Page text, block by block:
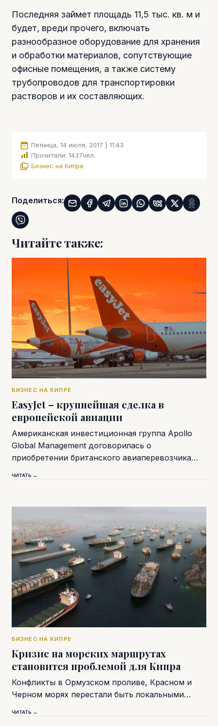
Последняя займет площадь 11,5 тыс. кв. м и
будет, вреди прочего, включать
разнообразное оборудование для хранения
и обработки материалов, сопутствующие
офисные помещения, а также систему
трубопроводов для транспортировки
растворов и их составляющих.
Пятница, 14 июля, 2017 | 11:43
Прочитали: 1437чел.
Бизнес на Кипре
Поделиться:
Читайте также:
БИЗНЕС НА КИПРЕ
EasyJet – крупнейшая сделка в
европейской авиации
Американская инвестиционная группа Apollo
Global Management договорилась о
приобретении британского авиаперевозчика…
ЧИТАТЬ →
БИЗНЕС НА КИПРЕ
Кризис на морских маршрутах
становится проблемой для Кипра
Конфликты в Ормузском проливе, Красном и
Черном морях перестали быть локальными…
ЧИТАТЬ →